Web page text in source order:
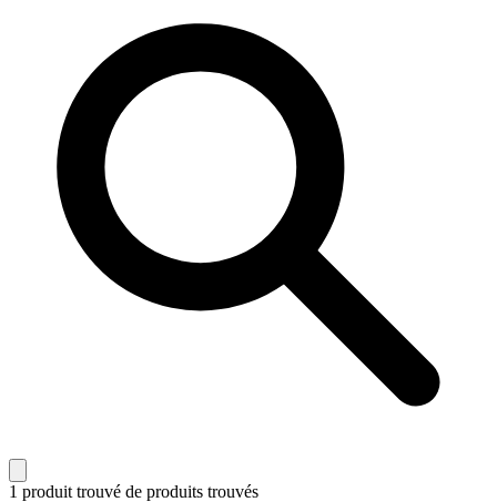
1 produit trouvé de produits trouvés